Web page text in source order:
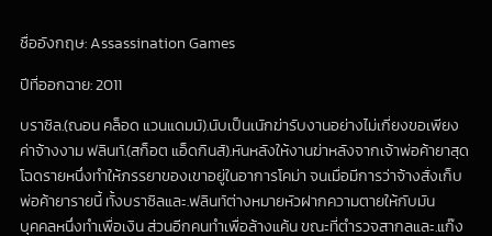
ชื่ออังกฤษ: Assassination Games
ปีที่ออกฉาย: 2011
บราซิล.(ณอน คล็อด แวนแดมม์).นับเป็นเนักฆ่ารับงานอย่างไม่เกี่ยงขอเพียง
ค่าจ้างงาม ฟลินท์.(สก็อต แอ็ดกินส์).หันหลังให้งานฆ่าหลังจากเจ้าพ่อค้ายาสุด
โฉดรายหนึ่งทำให้ภรรยาของเขาอยู่ในอาการโคม่า จนเมื่อมีการว่าจ้างสั่งเก็บ
พ่อค้ายารายนี้ ทั้งบราซิลและ.ฟลินท์ต่างหมายหัวฝากความตายให้กับมัน
บุคคลหนึ่งทำเพื่อเงิน ส่วนอีกคนทำเพื่อล้างแค้น ขณะที่ตำรวจสากลและ.แก๊ง